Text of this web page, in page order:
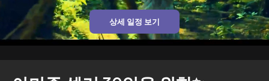
상세 일정 보기